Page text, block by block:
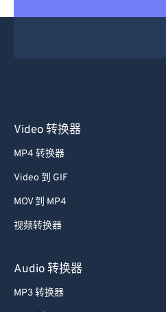
Video 转换器
MP4 转换器
Video 到 GIF
MOV 到 MP4
视频转换器
Audio 转换器
MP3 转换器